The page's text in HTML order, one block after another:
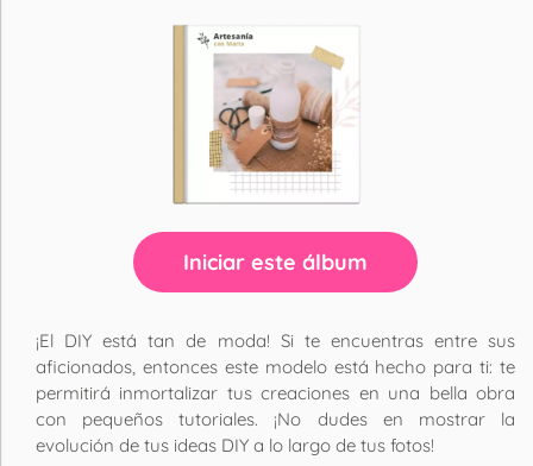
Iniciar este álbum
¡El DIY está tan de moda! Si te encuentras entre sus
aficionados, entonces este modelo está hecho para ti: te
permitirá inmortalizar tus creaciones en una bella obra
con pequeños tutoriales. ¡No dudes en mostrar la
evolución de tus ideas DIY a lo largo de tus fotos!